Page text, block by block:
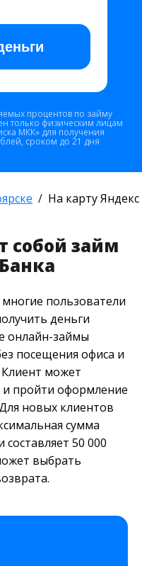
процентов по займу
только физическим лицам
МКК» для получения
сроком до 21 дня
На карту
собой займ
пользователи
деньги
онлайн-займы
посещения офиса и
Клиент может
пройти оформление
новых клиентов
сумма
50 000
выбрать